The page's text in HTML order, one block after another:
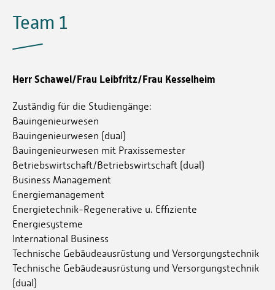
Team 1
Herr Schawel/Frau Leibfritz/Frau Kesselheim
Zuständig für die Studiengänge:
Bauingenieurwesen
Bauingenieurwesen (dual)
Bauingenieurwesen mit Praxissemester
Betriebswirtschaft/Betriebswirtschaft (dual)
Business Management
Energiemanagement
Energietechnik-Regenerative u. Effiziente
Energiesysteme
International Business
Technische Gebäudeausrüstung und Versorgungstechnik
Technische Gebäudeausrüstung und Versorgungstechnik
(dual)